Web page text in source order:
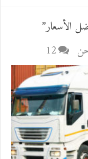
الأسعار”
12